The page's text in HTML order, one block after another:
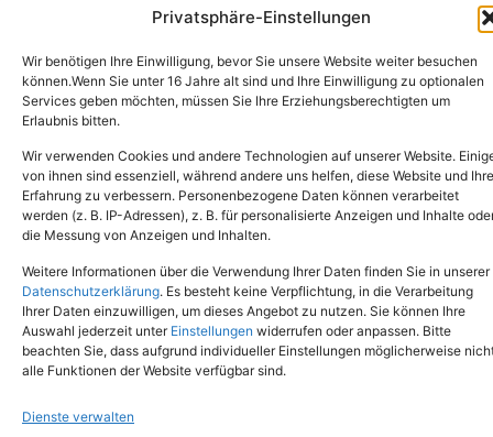
Privatsphäre-Einstellungen
Wir benötigen Ihre Einwilligung, bevor Sie unsere Website weiter besuchen
können.Wenn Sie unter 16 Jahre alt sind und Ihre Einwilligung zu optionalen
Services geben möchten, müssen Sie Ihre Erziehungsberechtigten um
Erlaubnis bitten.
Wir verwenden Cookies und andere Technologien auf unserer Website.
von ihnen sind essenziell, während andere uns helfen, diese Website und Ihre
Erfahrung zu verbessern. Personenbezogene Daten können verarbeitet
werden (z. B. IP-Adressen), z. B. für personalisierte Anzeigen und Inhalte
die Messung von Anzeigen und Inhalten.
Weitere Informationen über die Verwendung Ihrer Daten finden Sie in unserer
Datenschutzerklärung. Es besteht keine Verpflichtung, in die Verarbeitung
Ihrer Daten einzuwilligen, um dieses Angebot zu nutzen. Sie können Ihre
Auswahl jederzeit unter Einstellungen widerrufen oder anpassen. Bitte
beachten Sie, dass aufgrund individueller Einstellungen möglicherweise
alle Funktionen der Website verfügbar sind.
Dienste verwalten
Datenschutz
Copyright © 2024. Alle Rechte vorbehalten.
Tel.: (02651) - 77438info@tierheim-mayen.de
In der Pluns 1, 56727 Mayen